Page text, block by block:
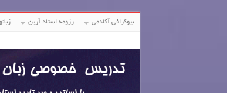
بیوگرافی آکادمی رزومه استاد آرین